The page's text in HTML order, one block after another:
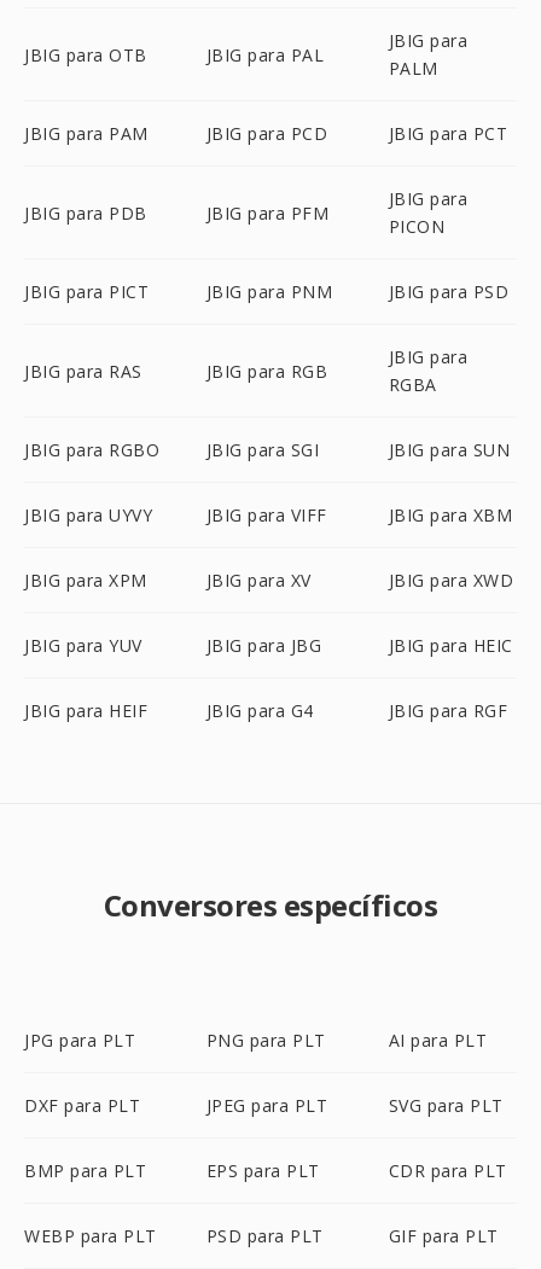
JBIG para OTB JBIG para PAL
JBIG para
PALM
JBIG para PAM JBIG para PCD JBIG para PCT
JBIG para PDB JBIG para PFM
JBIG para
PICON
JBIG para PICT JBIG para PNM JBIG para PSD
JBIG para RAS JBIG para RGB
JBIG para
RGBA
JBIG para RGBO JBIG para SGI JBIG para SUN
JBIG para UYVY JBIG para VIFF JBIG para XBM
JBIG para XPM JBIG para XV JBIG para XWD
JBIG para YUV JBIG para JBG JBIG para HEIC
JBIG para HEIF JBIG para G4 JBIG para RGF
Conversores específicos
JPG para PLT PNG para PLT AI para PLT
DXF para PLT JPEG para PLT SVG para PLT
BMP para PLT EPS para PLT CDR para PLT
WEBP para PLT PSD para PLT GIF para PLT